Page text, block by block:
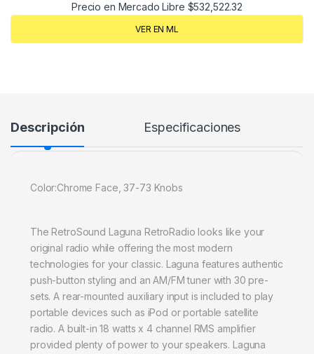
Precio en Mercado Libre $532,522.32
VER EN ML
Descripción Especificaciones
Color:Chrome Face, 37-73 Knobs
The RetroSound Laguna RetroRadio looks like your
original radio while offering the most modern
technologies for your classic. Laguna features authentic
push-button styling and an AM/FM tuner with 30 pre-
sets. A rear-mounted auxiliary input is included to play
portable devices such as iPod or portable satellite
radio. A built-in 18 watts x 4 channel RMS amplifier
provided plenty of power to your speakers. Laguna